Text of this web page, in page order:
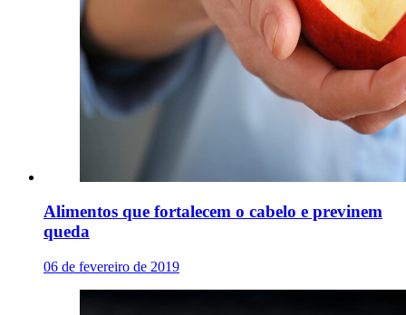
Alimentos que fortalecem o cabelo e previnem
queda
06 de fevereiro de 2019